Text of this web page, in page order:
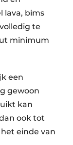
lava, bims
te
minimum
een
gewoon
kan
ook tot
einde van